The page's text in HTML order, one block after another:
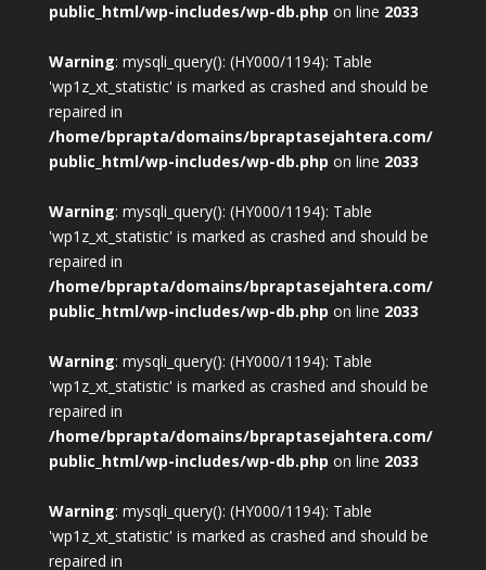
public_html/wp-includes/wp-db.php on line 2033
Warning: mysqli_query(): (HY000/1194): Table
'wp1z_xt_statistic' is marked as crashed and should be
repaired in
/home/bprapta/domains/bpraptasejahtera.com/
public_html/wp-includes/wp-db.php on line 2033
Warning: mysqli_query(): (HY000/1194): Table
'wp1z_xt_statistic' is marked as crashed and should be
repaired in
/home/bprapta/domains/bpraptasejahtera.com/
public_html/wp-includes/wp-db.php on line 2033
Warning: mysqli_query(): (HY000/1194): Table
'wp1z_xt_statistic' is marked as crashed and should be
repaired in
/home/bprapta/domains/bpraptasejahtera.com/
public_html/wp-includes/wp-db.php on line 2033
Warning: mysqli_query(): (HY000/1194): Table
'wp1z_xt_statistic' is marked as crashed and should be
repaired in